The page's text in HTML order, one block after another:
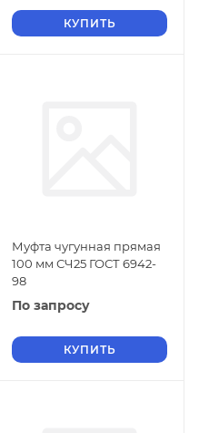
КУПИТЬ
Муфта чугунная прямая
100 мм СЧ25 ГОСТ 6942-
98
По запросу
КУПИТЬ